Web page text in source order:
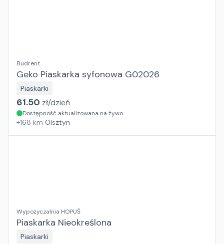
Budrent
Geko Piaskarka syfonowa G02026
Piaskarki
61.50 zł/dzień
Dostępność aktualizowana na żywo
+168 km Olsztyn
Wypożyczalnia HOPUŚ
Piaskarka Nieokreślona
Piaskarki